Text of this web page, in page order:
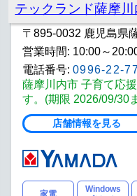
テックランド薩摩
〒895-0032 鹿児島県
営業時間: 10:00～
電話番号: 0996-22-
薩摩川内市 子育て応
す。(期限 2026/09/30
店舗情報を見る
家電
Windows